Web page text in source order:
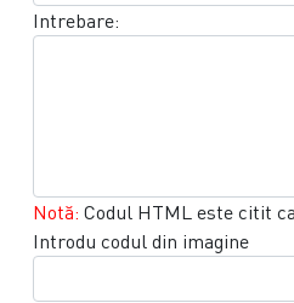
Intrebare:
Notă: Codul HTML este citit
Introdu codul din imagine